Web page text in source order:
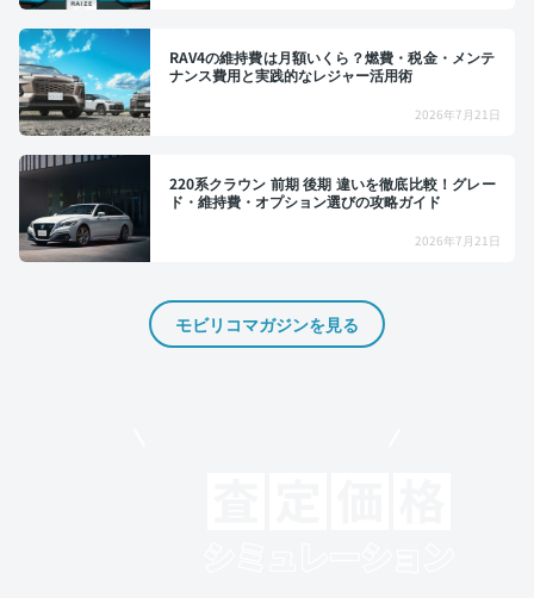
RAV4の維持費は月額いくら？燃費・税金・メンテ
ナンス費用と実践的なレジャー活用術
2026年7月21日
220系クラウン 前期 後期 違いを徹底比較！グレー
ド・維持費・オプション選びの攻略ガイド
2026年7月21日
モビリコマガジンを見る